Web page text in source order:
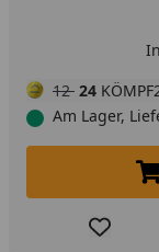
12 24
Am Lager,